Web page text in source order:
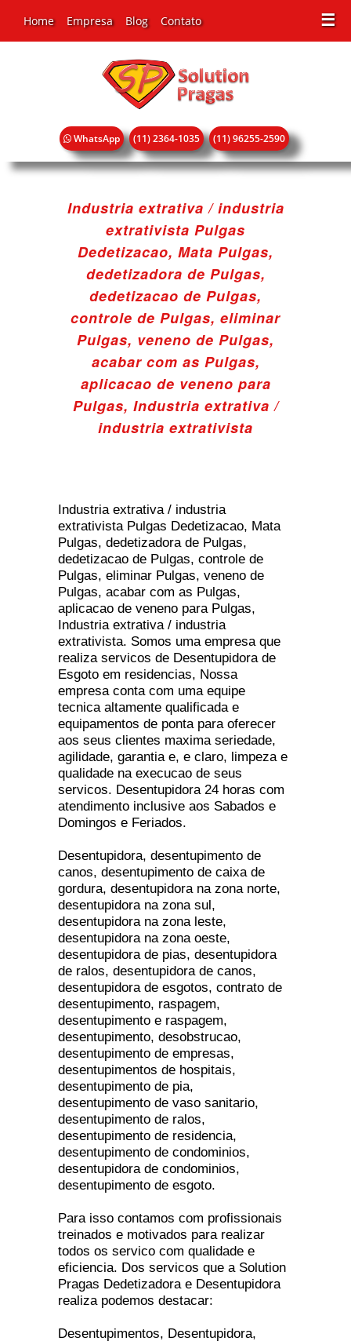
☰
Home Empresa Blog Contato
WhatsApp (11) 2364-1035 (11) 96255-2590
Industria extrativa / industria
extrativista Pulgas
Dedetizacao, Mata Pulgas,
dedetizadora de Pulgas,
dedetizacao de Pulgas,
controle de Pulgas, eliminar
Pulgas, veneno de Pulgas,
acabar com as Pulgas,
aplicacao de veneno para
Pulgas, Industria extrativa /
industria extrativista
Industria extrativa / industria
extrativista Pulgas Dedetizacao, Mata
Pulgas, dedetizadora de Pulgas,
dedetizacao de Pulgas, controle de
Pulgas, eliminar Pulgas, veneno de
Pulgas, acabar com as Pulgas,
aplicacao de veneno para Pulgas,
Industria extrativa / industria
extrativista. Somos uma empresa que
realiza servicos de Desentupidora de
Esgoto em residencias, Nossa
empresa conta com uma equipe
tecnica altamente qualificada e
equipamentos de ponta para oferecer
aos seus clientes maxima seriedade,
agilidade, garantia e, e claro, limpeza e
qualidade na execucao de seus
servicos. Desentupidora 24 horas com
atendimento inclusive aos Sabados e
Domingos e Feriados.
Desentupidora, desentupimento de
canos, desentupimento de caixa de
gordura, desentupidora na zona norte,
desentupidora na zona sul,
desentupidora na zona leste,
desentupidora na zona oeste,
desentupidora de pias, desentupidora
de ralos, desentupidora de canos,
desentupidora de esgotos, contrato de
desentupimento, raspagem,
desentupimento e raspagem,
desentupimento, desobstrucao,
desentupimento de empresas,
desentupimentos de hospitais,
desentupimento de pia,
desentupimento de vaso sanitario,
desentupimento de ralos,
desentupimento de residencia,
desentupimento de condominios,
desentupidora de condominios,
desentupimento de esgoto.
Para isso contamos com profissionais
treinados e motivados para realizar
todos os servico com qualidade e
eficiencia. Dos servicos que a Solution
Pragas Dedetizadora e Desentupidora
realiza podemos destacar:
Desentupimentos, Desentupidora,